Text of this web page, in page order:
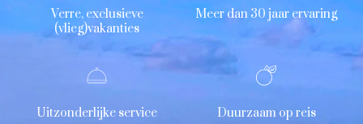
Verre, exclusieve
(vlieg)vakanties
Meer dan 30 jaar ervaring
Uitzonderlijke service Duurzaam op reis